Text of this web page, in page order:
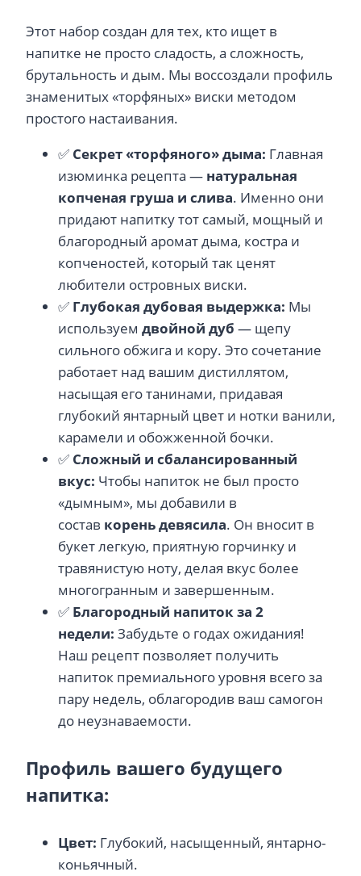
Этот набор создан для тех, кто ищет в
напитке не просто сладость, а сложность,
брутальность и дым. Мы воссоздали профиль
знаменитых «торфяных» виски методом
простого настаивания.
✅ Секрет «торфяного» дыма: Главная
изюминка рецепта — натуральная
копченая груша и слива. Именно они
придают напитку тот самый, мощный и
благородный аромат дыма, костра и
копченостей, который так ценят
любители островных виски.
✅ Глубокая дубовая выдержка: Мы
используем двойной дуб — щепу
сильного обжига и кору. Это сочетание
работает над вашим дистиллятом,
насыщая его танинами, придавая
глубокий янтарный цвет и нотки ванили,
карамели и обожженной бочки.
✅ Сложный и сбалансированный
вкус: Чтобы напиток не был просто
«дымным», мы добавили в
состав корень девясила. Он вносит в
букет легкую, приятную горчинку и
травянистую ноту, делая вкус более
многогранным и завершенным.
✅ Благородный напиток за 2
недели: Забудьте о годах ожидания!
Наш рецепт позволяет получить
напиток премиального уровня всего за
пару недель, облагородив ваш самогон
до неузнаваемости.
Профиль вашего будущего
напитка:
Цвет: Глубокий, насыщенный, янтарно-
коньячный.